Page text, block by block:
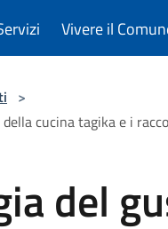
Vivere il
>
cucina tagika e i
del